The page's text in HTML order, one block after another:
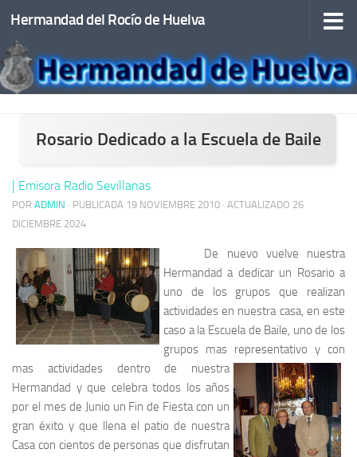
Saltar al contenido
Hermandad del Rocío de Huelva
Rosario Dedicado a la Escuela de Baile
| Emisora Radio Sevillanas
POR ADMIN · PUBLICADA 19 NOVIEMBRE 2010 · ACTUALIZADO 26
DICIEMBRE 2024
De nuevo vuelve nuestra
Hermandad a dedicar un Rosario a
uno de los grupos que realizan
actividades en nuestra casa, en este
caso a la Escuela de Baile, uno de los
grupos mas representativo y con
mas actividades dentro de nuestra
Hermandad y que celebra todos los años
por el mes de Junio un Fin de Fiesta con un
gran éxito y que llena el patio de nuestra
Casa con cientos de personas que disfrutan